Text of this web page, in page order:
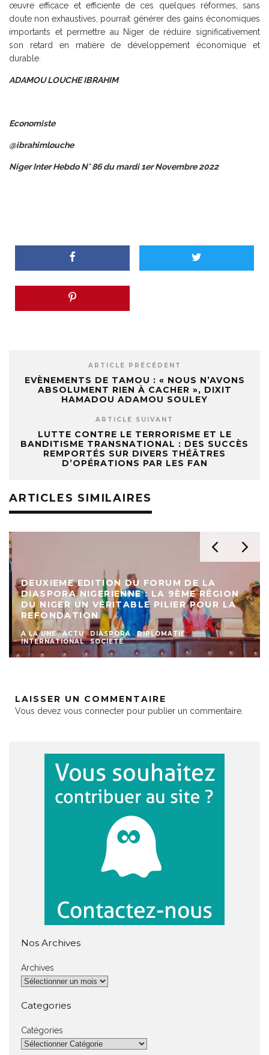
œuvre efficace et efficiente de ces quelques réformes, sans
doute non exhaustives, pourrait générer des gains économiques
importants et permettre au Niger de réduire significativement
son retard en matière de développement économique et
durable.
ADAMOU LOUCHE IBRAHIM
Economiste
@ibrahimlouche
Niger Inter Hebdo N° 86 du mardi 1er Novembre 2022
ARTICLE PRÉCÉDENT
EVÈNEMENTS DE TAMOU : « NOUS N’AVONS
ABSOLUMENT RIEN À CACHER », DIXIT
HAMADOU ADAMOU SOULEY
ARTICLE SUIVANT
LUTTE CONTRE LE TERRORISME ET LE
BANDITISME TRANSNATIONAL : DES SUCCÈS
REMPORTÉS SUR DIVERS THÉÂTRES
D’OPÉRATIONS PAR LES FAN
ARTICLES SIMILAIRES
DEUXIEME EDITION DU FORUM DE LA
DIASPORA NIGERIENNE : LA 9ÈME RÉGION
DU NIGER UN VÉRITABLE PILIER POUR LA
REFONDATION
A LA UNE ACTU DIASPORA
DIPLOMATIE
INTERNATIONAL
SOCIETE
LAISSER UN COMMENTAIRE
Vous devez vous connecter pour publier un commentaire.
Nos Archives
Archives
Categories
Catégories